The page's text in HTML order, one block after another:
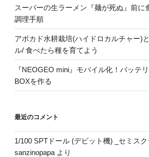
スーパーの生ラーメン『麺が死ぬ』前に
調理手順
アボカド水耕栽培(ハイドロカルチャー)
ル/ 食べたら種を育てよう
『NEOGEO mini』モバイル化！バッテ
BOXを作る
最近のコメント
1/100 SPTドール (デビット機) _セミス
sanzinopapa より